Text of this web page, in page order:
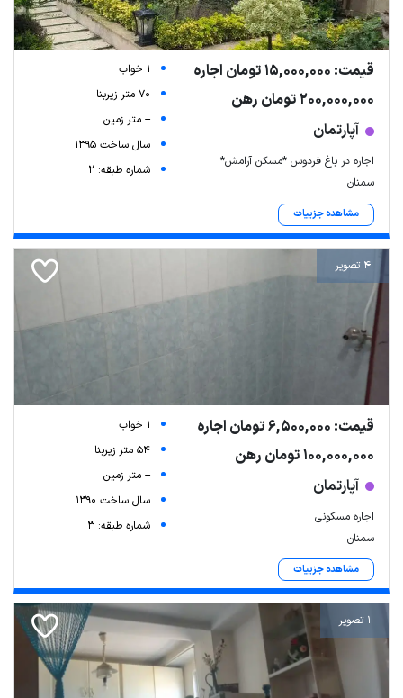
قیمت: 15,000,000 تومان اجاره
200,000,000 تومان رهن
آپارتمان
اجاره در باغ فردوس *مسکن آرامش*
سمنان
مشاهده جزییات
1 خواب
70 متر زیربنا
-- متر زمین
سال ساخت 1395
شماره طبقه: 2
4 تصویر
قیمت: 6,500,000 تومان اجاره
100,000,000 تومان رهن
آپارتمان
اجاره مسکونی
سمنان
مشاهده جزییات
1 خواب
54 متر زیربنا
-- متر زمین
سال ساخت 1390
شماره طبقه: 3
1 تصویر